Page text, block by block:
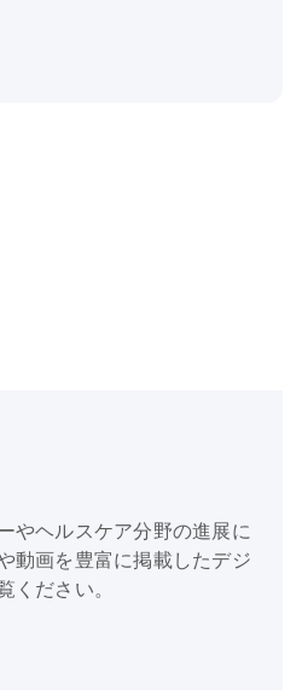
やヘルスケア分野の進展に
動画を豊富に掲載したデジ
ください。